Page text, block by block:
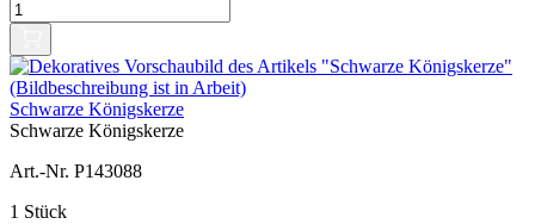
Schwarze Königskerze
Schwarze Königskerze
Art.-Nr. P143088
1 Stück